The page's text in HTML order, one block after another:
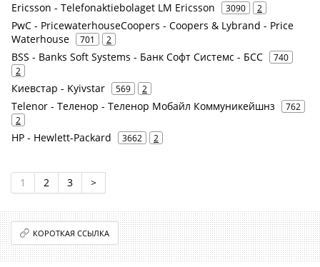
Ericsson - Telefonaktiebolaget LM Ericsson 3090 2
PwC - PricewaterhouseCoopers - Coopers & Lybrand - Price
Waterhouse
701 2
BSS - Banks Soft Systems - Банк Софт Системс - БСС
740
2
Киевстар - Kyivstar 569 2
Telenor - Теленор - Теленор Мобайл Коммуникейшнз
762
2
HP - Hewlett-Packard 3662 2
1 2 3 >
КОРОТКАЯ ССЫЛКА